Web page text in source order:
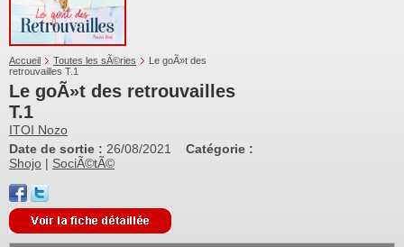
Accueil Toutes les sÃ©ries
Le goÃ»t des
retrouvailles T.1
Le goÃ»t des retrouvailles
T.1
ITOI Nozo
Date de sortie : 26/08/2021
Catégorie :
Shojo | SociÃ©tÃ©